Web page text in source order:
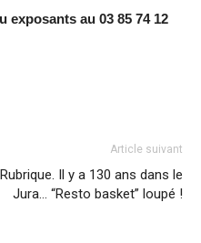
au 03 85 74 12
Article suivant
Rubrique. Il y a 130 ans dans le
Jura… “Resto basket” loupé !